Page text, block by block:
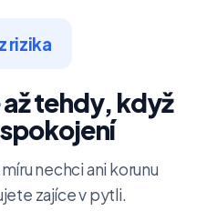
rizika
tehdy, když
nechci ani korunu
zajíce v pytli.